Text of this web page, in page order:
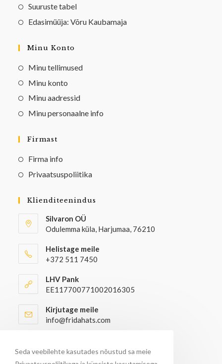
Suuruste tabel
Edasimüüja: Võru Kaubamaja
Minu Konto
Minu tellimused
Minu konto
Minu aadressid
Minu personaalne info
Firmast
Firma info
Privaatsuspoliitika
Klienditeenindus
Silvaron OÜ
Odulemma küla, Harjumaa, 76210
Helistage meile
+372 511 7450
LHV Pank
EE117700771002016305
Kirjutage meile
info@fridahats.com
info@fridahats.com
Seda veebilehte kasutades nõustud sa meie